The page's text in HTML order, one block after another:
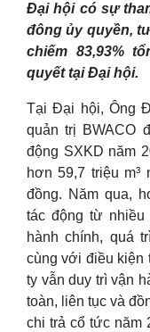
Đại hội có sự
đông ủy quyền,
chiếm 83,93%
quyết tại Đại hội.
Tại Đại hội, Ông
quản trị BWACO
động SXKD năm
hơn 59,7 triệu m³
đồng. Năm qua,
tác động từ
hành chính, quá
cùng với điều kiện
ty vẫn duy trì vận
toàn, liên tục và
chi trả cổ tức năm